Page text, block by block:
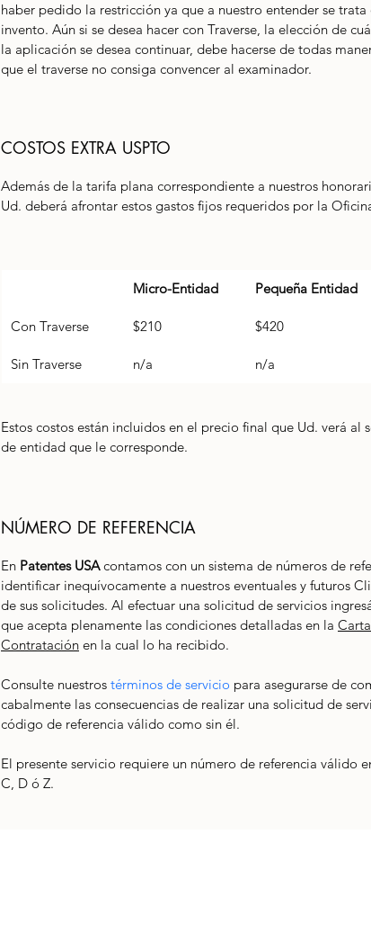
haber pedido la restricción ya que a nuestro entender se trata
invento. Aún si se desea hacer con Traverse, la elección de
la aplicación se desea continuar, debe hacerse de todas
que el traverse no consiga convencer al examinador.
COSTOS EXTRA USPTO
Además de la tarifa plana correspondiente a nuestros
Ud. deberá afrontar estos gastos fijos requeridos por la
Micro-Entidad Pequeña Entidad
Con Traverse $210 $420
Sin Traverse n/a n/a
Estos costos están incluidos en el precio final que Ud. verá al
de entidad que le corresponde.
NÚMERO DE REFERENCIA
En Patentes USA contamos con un sistema de números de
identificar inequívocamente a nuestros eventuales y futuros
de sus solicitudes. Al efectuar una solicitud de servicios
que acepta plenamente las condiciones detalladas en la
Contratación en la cual lo ha recibido.
Consulte nuestros términos de servicio para asegurarse de
cabalmente las consecuencias de realizar una solicitud de
código de referencia válido como sin él.
El presente servicio requiere un número de referencia válido
C, D ó Z.